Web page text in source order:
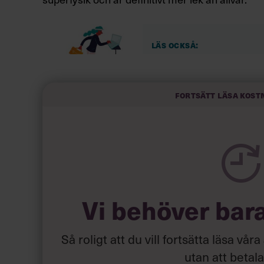
Läs också:
amague, som betyder fejk. En term som även
I padel är det smashen som fejkas. Allt du gör
tro att du ska smasha men precis innan
Och poängen är din.
JOHAN HÅKANSSONS BÄSTA
Fortsätt läsa
Vi behöver
Så roligt att du vill fortsätta läsa
utan att